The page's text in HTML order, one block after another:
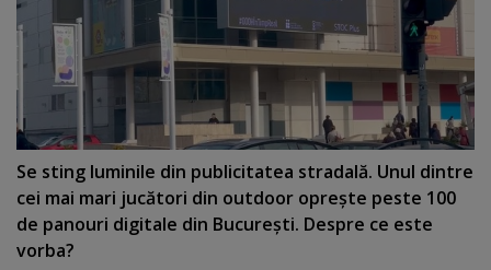
Se sting luminile din publicitatea stradală. Unul dintre
cei mai mari jucători din outdoor opreşte peste 100
de panouri digitale din Bucureşti. Despre ce este
vorba?